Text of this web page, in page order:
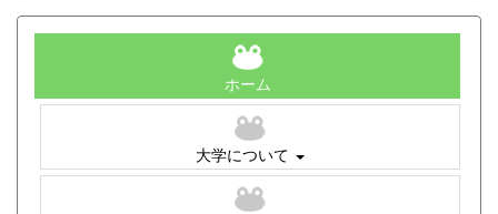
u
ホーム
大学について